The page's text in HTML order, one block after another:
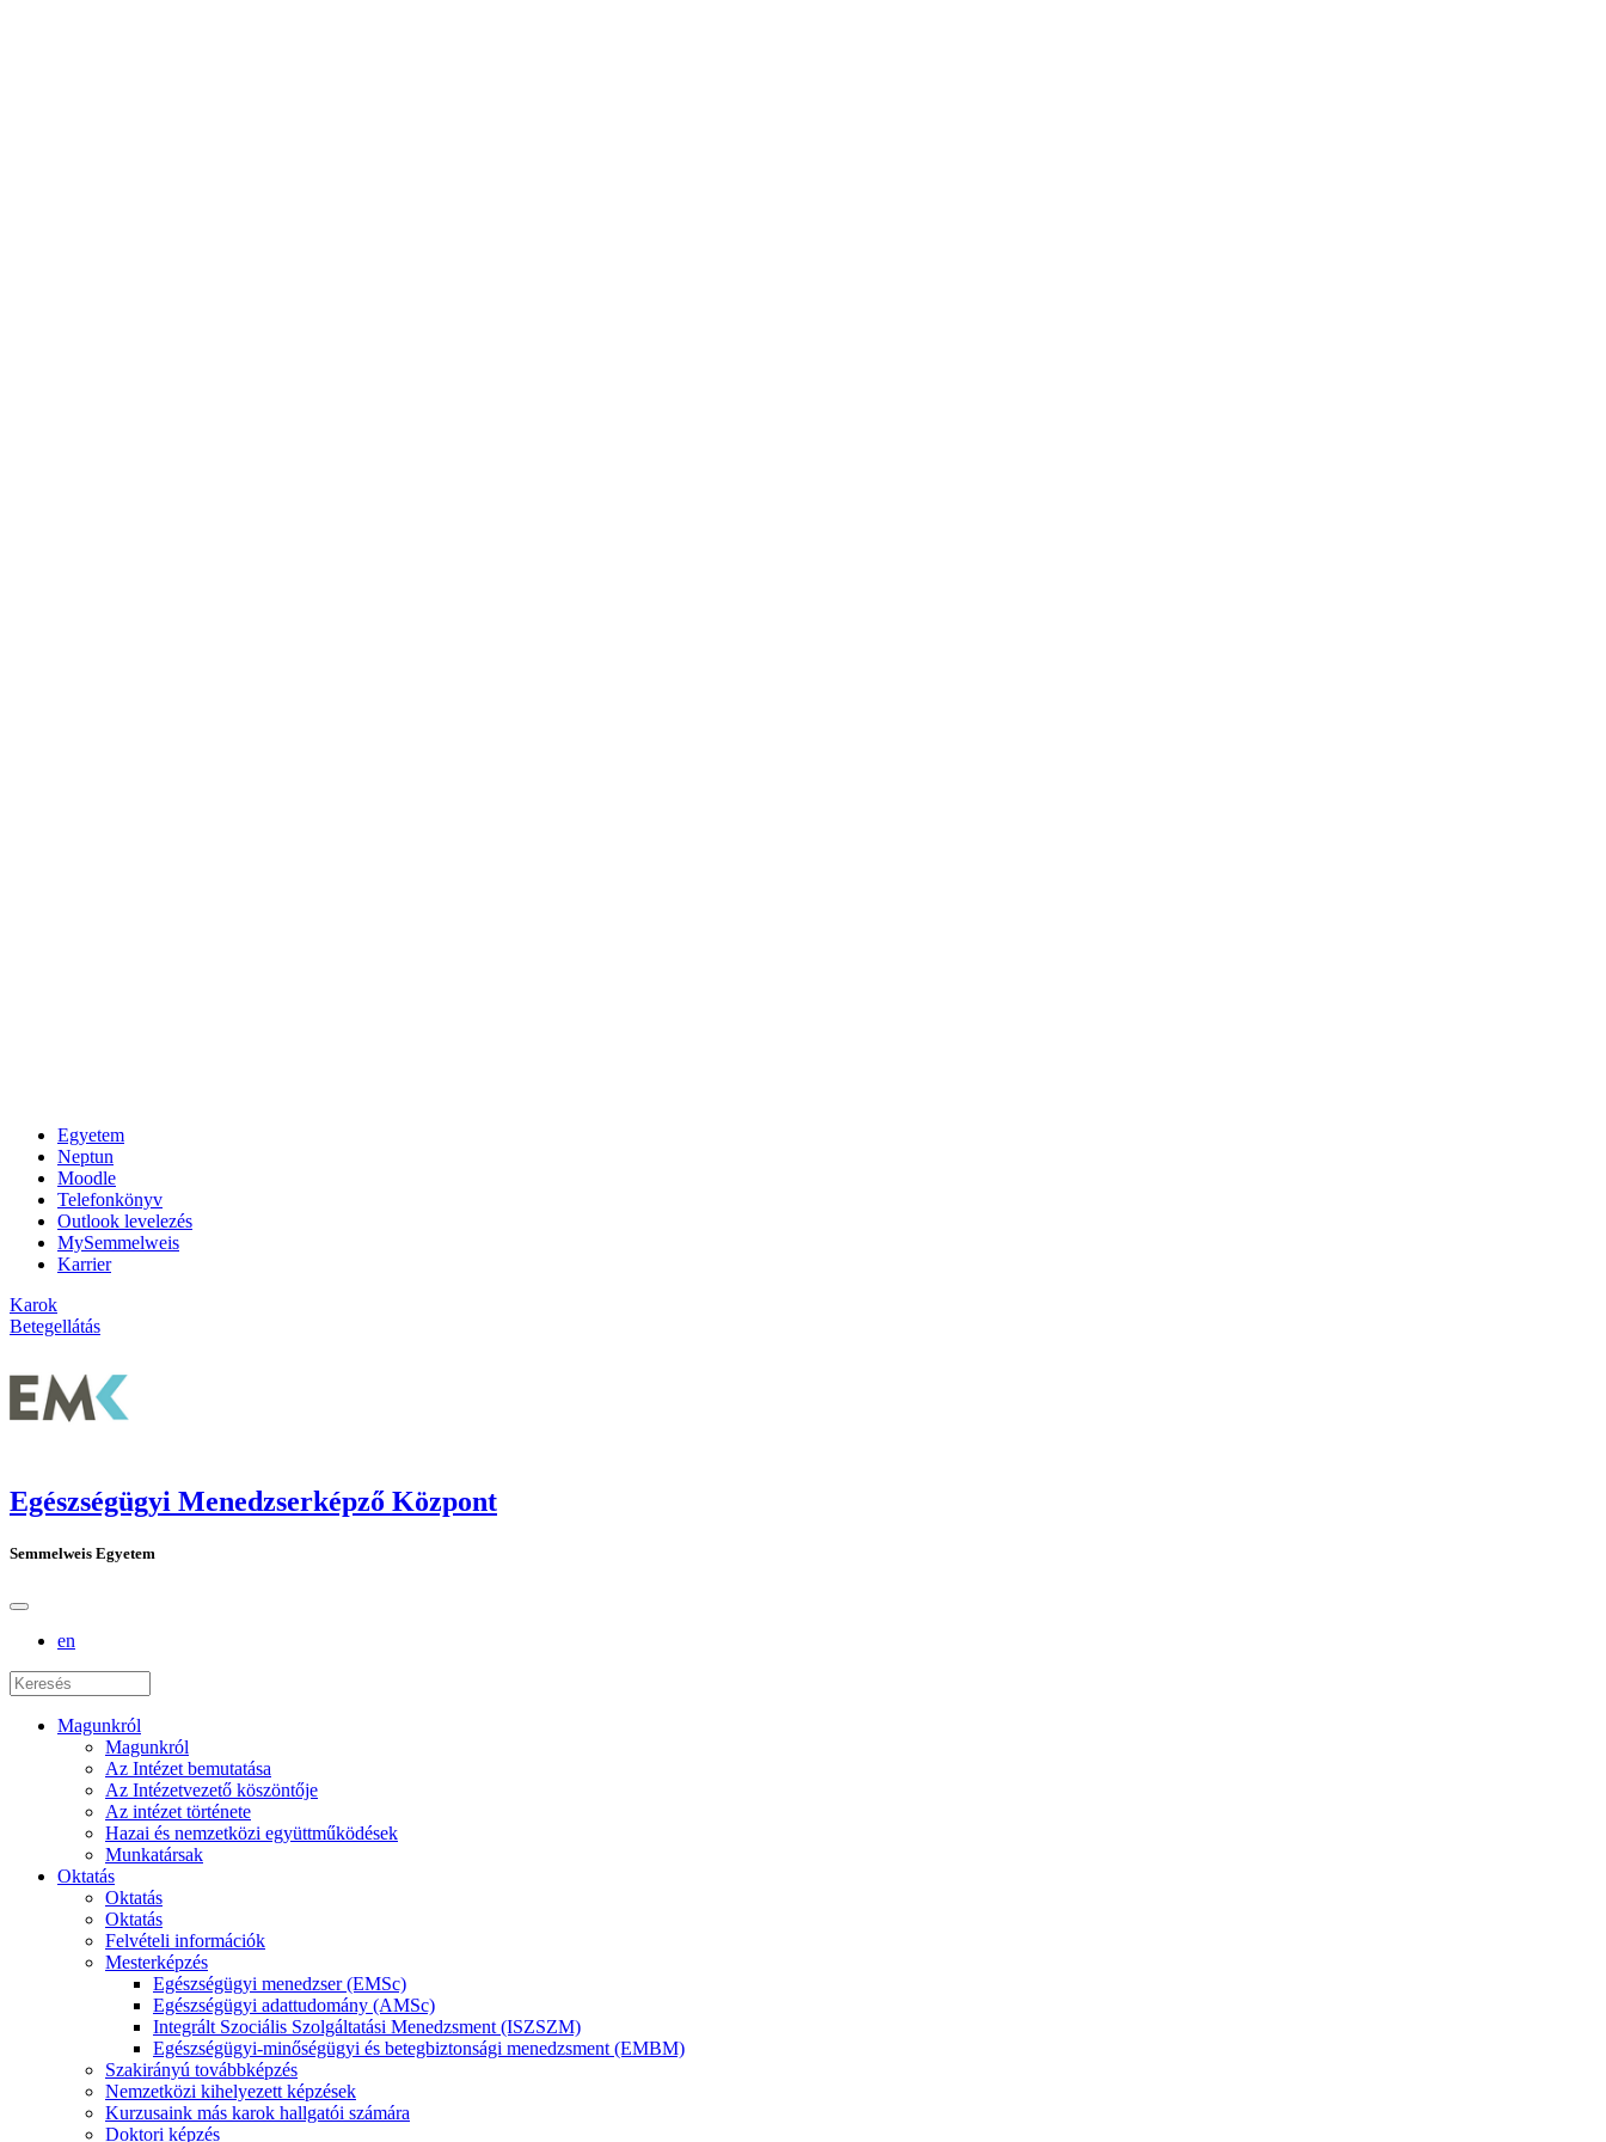
Egyetem
Neptun
Moodle
Telefonkönyv
Outlook levelezés
MySemmelweis
Karrier
Karok
Betegellátás
Egészségügyi Menedzserképző Központ
Semmelweis Egyetem
en
Magunkról
Magunkról
Az Intézet bemutatása
Az Intézetvezető köszöntője
Az intézet története
Hazai és nemzetközi együttműködések
Munkatársak
Oktatás
Oktatás
Oktatás
Felvételi információk
Mesterképzés
Egészségügyi menedzser (EMSc)
Egészségügyi adattudomány (AMSc)
Integrált Szociális Szolgáltatási Menedzsment (ISZSZM)
Egészségügyi-minőségügyi és betegbiztonsági menedzsment (EMBM)
Szakirányú továbbképzés
Nemzetközi kihelyezett képzések
Kurzusaink más karok hallgatói számára
Doktori képzés